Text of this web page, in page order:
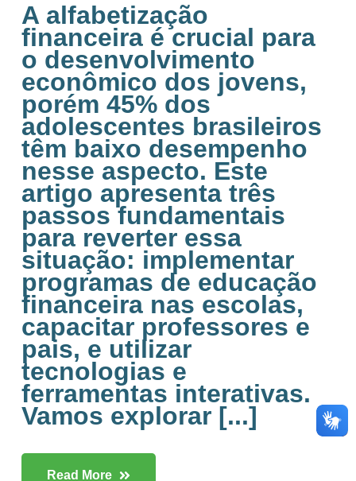
A alfabetização
financeira é crucial para
o desenvolvimento
econômico dos jovens,
porém 45% dos
adolescentes brasileiros
têm baixo desempenho
nesse aspecto. Este
artigo apresenta três
passos fundamentais
para reverter essa
situação: implementar
programas de educação
financeira nas escolas,
capacitar professores e
pais, e utilizar
tecnologias e
ferramentas interativas.
Vamos explorar [...]
Read More